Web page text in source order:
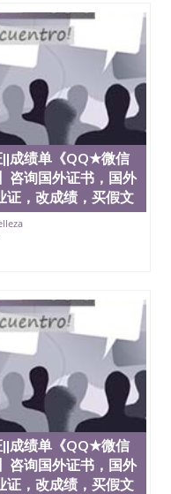
Jose State
Jose State
（San Jose State
（San Jose State
证（San Jose State
（San Jose State
（San Jose State
（San Jose State
（San Jose State
书（San Jose
学历证书（San
大学学历证书
读书未毕业找人做
CQU中央昆士兰大
本科硕士做文凭/购
历
书/澳洲读本科硕
单假文凭学历办
绩单《QQ★微信
询国外证书，国外
，改成绩，买假文
咨询，国外证件遗
工作买学历，网上
文凭(世界名校一对
||成绩单《QQ★微信
咨询国外证书，国外
证，改成绩，买假文
||成绩单《QQ★微信
咨询国外证书，国外
证，改成绩，买假文